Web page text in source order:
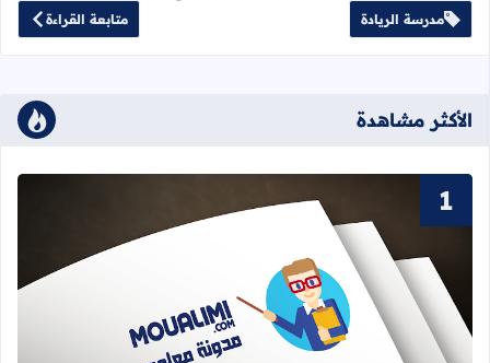
مدرسة الريادة متابعة القراءة
الأكثر مشاهدة
قراءة المزيد عن سور القرآن